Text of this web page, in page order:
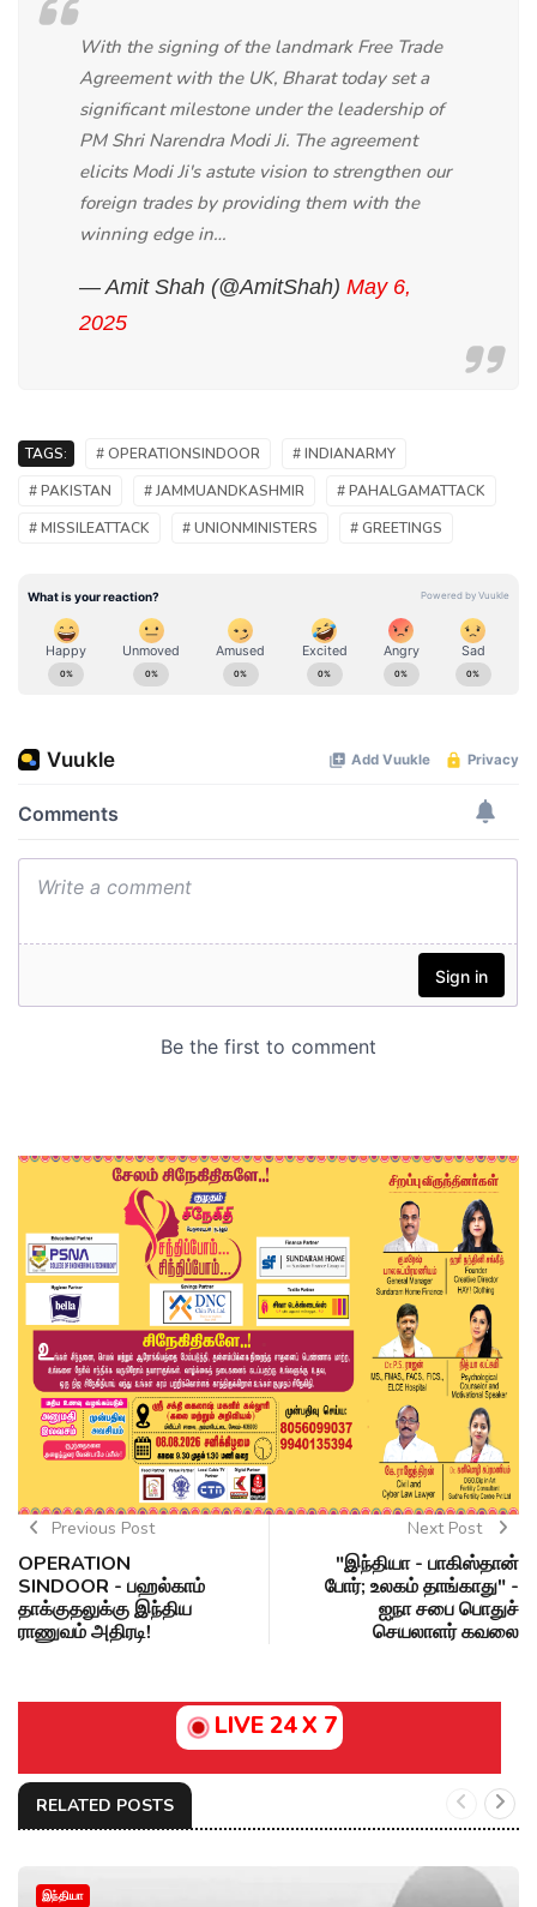
With the signing of the landmark Free Trade
Agreement with the UK, Bharat today set a
significant milestone under the leadership of
PM Shri Narendra Modi Ji. The agreement
elicits Modi Ji's astute vision to strengthen our
foreign trades by providing them with the
winning edge in…
— Amit Shah (@AmitShah) May 6,
2025
TAGS: # OPERATIONSINDOOR
# INDIANARMY
# PAKISTAN
# JAMMUANDKASHMIR
# PAHALGAMATTACK
# MISSILEATTACK
# UNIONMINISTERS # GREETINGS
Previous Post
OPERATION
SINDOOR - பஹல்காம்
தாக்குதலுக்கு இந்திய
ராணுவம் அதிரடி!
Next Post
"இந்தியா - பாகிஸ்தான்
போர்; உலகம் தாங்காது" -
ஐநா சபை பொதுச்
செயலாளர் கவலை
LIVE 24 X 7
RELATED POSTS
இந்தியா